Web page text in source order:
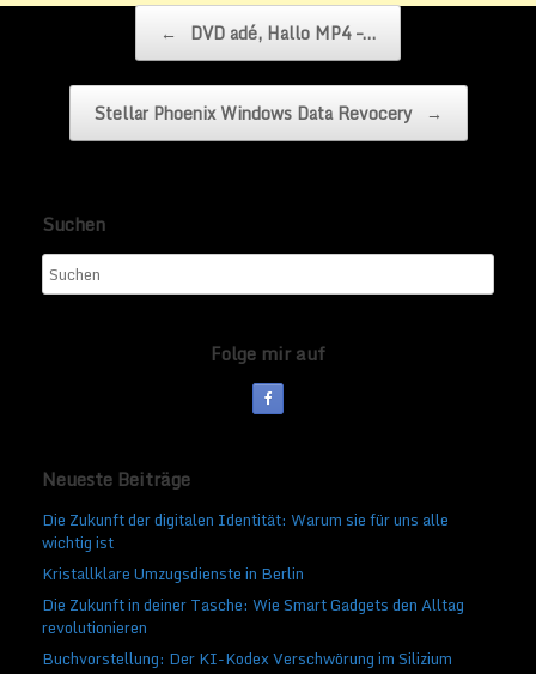
Beitragsnavigation
← DVD adé, Hallo MP4 –…
Stellar Phoenix Windows Data Revocery →
Suchen
Folge mir auf
Neueste Beiträge
Die Zukunft der digitalen Identität: Warum sie für uns alle
wichtig ist
Kristallklare Umzugsdienste in Berlin
Die Zukunft in deiner Tasche: Wie Smart Gadgets den Alltag
revolutionieren
Buchvorstellung: Der KI-Kodex Verschwörung im Silizium